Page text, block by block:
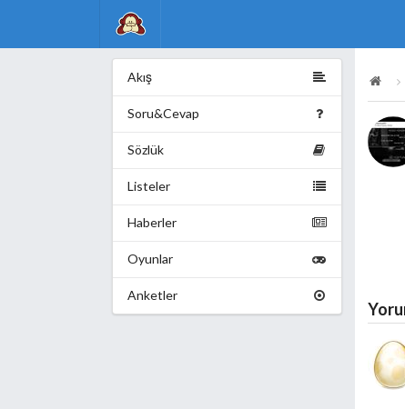
Akış
Soru&Cevap
Sözlük
Listeler
Haberler
Oyunlar
Anketler